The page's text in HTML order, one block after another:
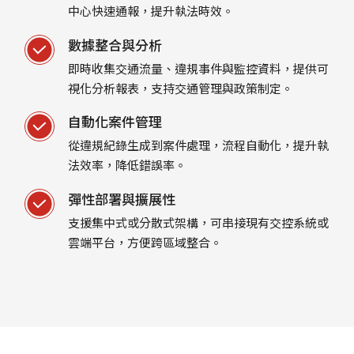
中心快速通報，提升執法時效。
數據整合與分析
即時收集交通流量、違規事件與監控資料，提供可
視化分析報表，支持交通管理與政策制定。
自動化案件管理
從違規紀錄生成到案件處理，流程自動化，提升執
法效率，降低錯誤率。
彈性部署與擴展性
支援集中式或分散式架構，可串接現有交控系統或
雲端平台，方便跨區域整合。